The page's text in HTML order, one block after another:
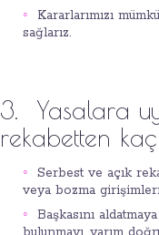
Kararlarımızı
sağlarız.
3. Yasalara
rekabetten
Serbest ve açık
veya bozma
Başkasını